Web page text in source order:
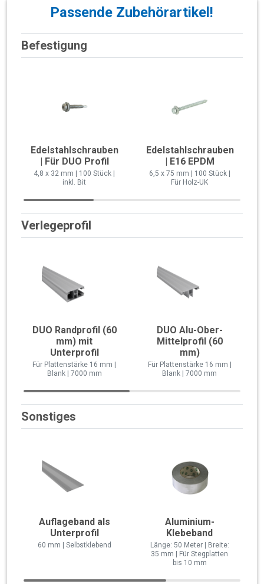
Passende Zubehörartikel!
Befestigung
Edelstahlschrauben
| Für DUO Profil
4,8 x 32 mm | 100 Stück |
inkl. Bit
Edelstahlschrauben
| E16 EPDM
6,5 x 75 mm | 100 Stück |
Für Holz-UK
Verlegeprofil
DUO Randprofil (60
mm) mit
Unterprofil
Für Plattenstärke 16 mm |
Blank | 7000 mm
DUO Alu-Ober-
Mittelprofil (60
mm)
Für Plattenstärke 16 mm |
Blank | 7000 mm
Sonstiges
Auflageband als
Unterprofil
60 mm | Selbstklebend
Aluminium-
Klebeband
Länge: 50 Meter | Breite:
35 mm | Für Stegplatten
bis 10 mm